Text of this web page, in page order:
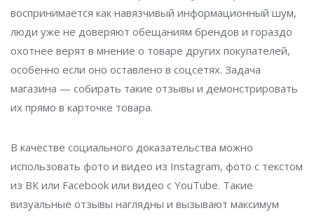
воспринимается как навязчивый информационный шум,
люди уже не доверяют обещаниям брендов и гораздо
охотнее верят в мнение о товаре других покупателей,
особенно если оно оставлено в соцсетях. Задача
магазина — собирать такие отзывы и демонстрировать
их прямо в карточке товара.
В качестве социального доказательства можно
использовать фото и видео из Instagram, фото с текстом
из ВК или Facebook или видео с YouTube. Такие
визуальные отзывы наглядны и вызывают максимум